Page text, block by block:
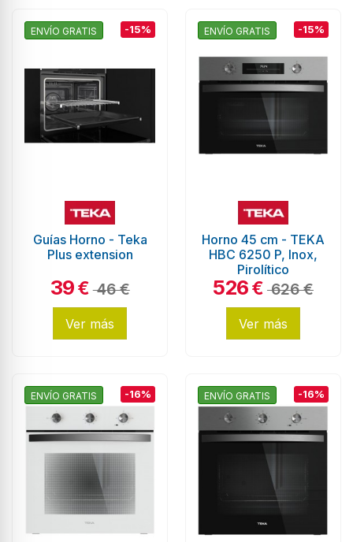
ENVÍO GRATIS -15%
Guías Horno - Teka
Plus extension
39€ 46 €
Ver más
ENVÍO GRATIS -15%
Horno 45 cm - TEKA
HBC 6250 P, Inox,
Pirolítico
526€ 626 €
Ver más
ENVÍO GRATIS -16% ENVÍO GRATIS -16%